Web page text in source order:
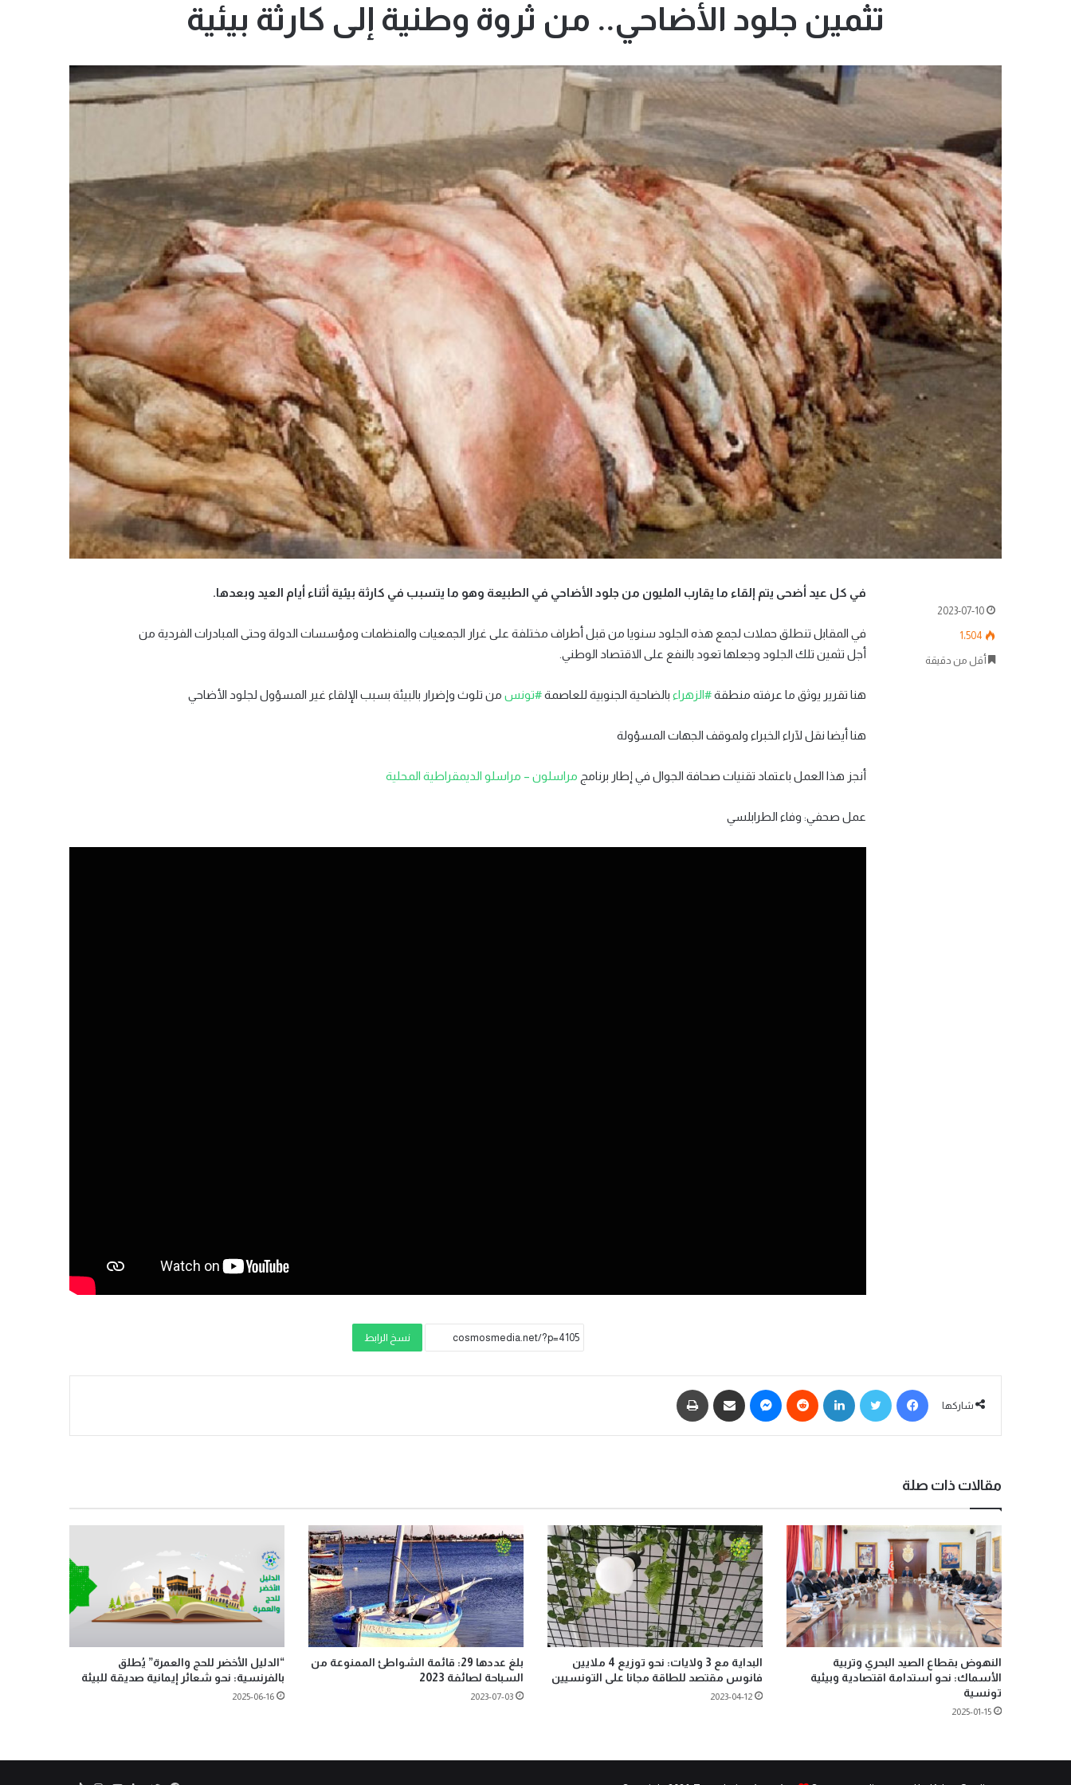
تثمين جلود الأضاحي.. من ثروة وطنية إلى كارثة بيئية
في كل عيد أضحى يتم إلقاء ما يقارب المليون من جلود الأضاحي في الطبيعة وهو ما يتسبب في كارثة بيئية أثناء أيام العيد وبعدها.
في المقابل تنطلق حملات لجمع هذه الجلود سنويا من قبل أطراف مختلفة على غرار الجمعيات والمنظمات ومؤسسات الدولة وحتى المبادرات الفردية من
أجل تثمين تلك الجلود وجعلها تعود بالنفع على الاقتصاد الوطني.
هنا تقرير يوثق ما عرفته منطقة#الزهراء بالضاحية الجنوبية للعاصمة#تونس من تلوث وإضرار بالبيئة بسبب الإلقاء غير المسؤول لجلود الأضاحي
هنا أيضا نقل لآراء الخبراء ولموقف الجهات المسؤولة
أنجز هذا العمل باعتماد تقنيات صحافة الجوال في إطار برنامج مراسلون – مراسلو الديمقراطية المحلية
عمل صحفي: وفاء الطرابلسي
نسخ الرابط
2023-07-10
1٬504
أقل من دقيقة
شاركها
فيسبوك تويتر لينكدإن ماسنجر مشاركة عبر البريد
مقالات ذات صلة
النهوض بقطاع الصيد البحري وتربية
الأسماك: نحو استدامة اقتصادية وبيئية
تونسية
2025-01-15
البداية مع 3 ولايات: نحو توزيع 4 ملايين
فانوس مقتصد للطاقة مجانا على التونسيين
2023-04-12
بلغ عددها 29: قائمة الشواطئ الممنوعة من
السباحة لصائفة 2023
2023-07-03
“الدليل الأخضر للحج والعمرة” يُطلق
بالفرنسية: نحو شعائر إيمانية صديقة للبيئة
2025-06-16